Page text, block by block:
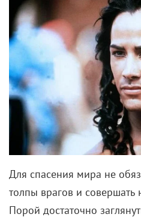
Для спасения мира не
толпы врагов и совершать
Порой достаточно